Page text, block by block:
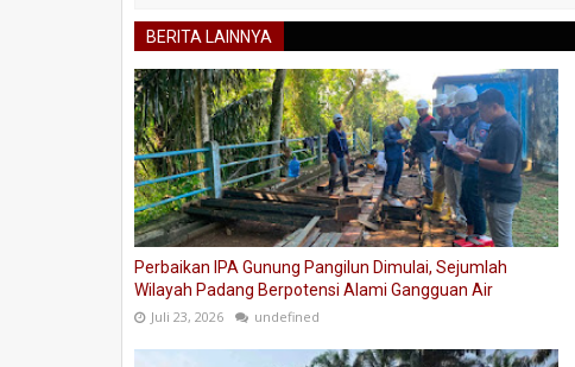
BERITA LAINNYA
Perbaikan IPA Gunung Pangilun Dimulai, Sejumlah
Wilayah Padang Berpotensi Alami Gangguan Air
Juli 23, 2026 undefined